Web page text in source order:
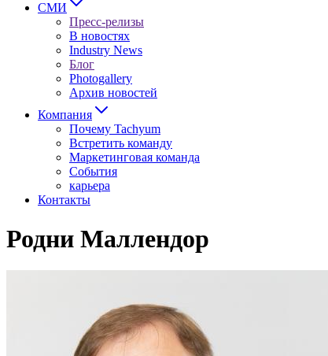
СМИ
Пресс-релизы
В новостях
Industry News
Блог
Photogallery
Архив новостей
Компания
Почему Tachyum
Встретить команду
Маркетинговая команда
События
карьера
Контакты
Родни Маллендор